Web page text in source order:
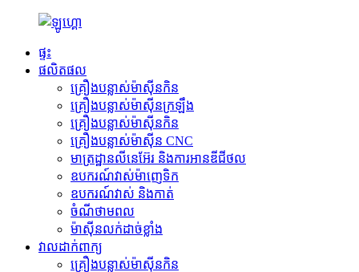
ផ្ទះ
ផលិតផល
គ្រឿងបន្លាស់ម៉ាស៊ីនកិន
គ្រឿងបន្លាស់ម៉ាស៊ីនក្រឡឹង
គ្រឿងបន្លាស់ម៉ាស៊ីនកិន
គ្រឿងបន្លាស់ម៉ាស៊ីន CNC
មាត្រដ្ឋានលីនេអ៊ែរ និងការអានឌីជីថល
ឧបករណ៍វាស់ម៉ាញេទិក
ឧបករណ៍វាស់ និងកាត់
ចំណីថាមពល
ម៉ាស៊ីនលក់ដាច់ខ្លាំង
វាលដាក់ពាក្យ
គ្រឿងបន្លាស់ម៉ាស៊ីនកិន